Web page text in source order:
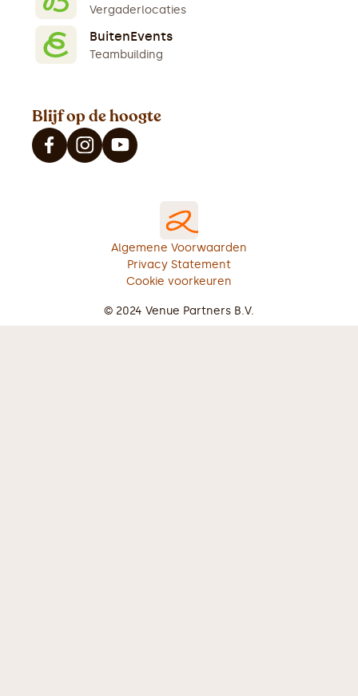
Vergaderlocaties
BuitenEvents
Teambuilding
Blijf op de hoogte
Algemene Voorwaarden
Privacy Statement
Cookie voorkeuren
© 2024 Venue Partners B.V.